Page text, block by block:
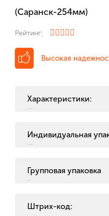
(Саранск-254мм)
Рейтинг:
Высокая
Характеристики:
Индивидуальная
Групповая упаковка
Штрих-код: